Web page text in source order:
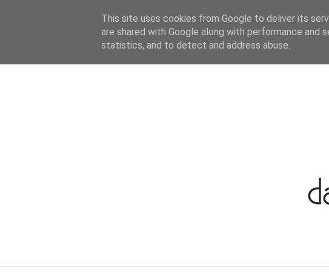
HOME KATEGORIEN ASIAN-GERMAN
This site uses cookies from Google to deliver its
are shared with Google along with performance
statistics, and to detect and address abuse.